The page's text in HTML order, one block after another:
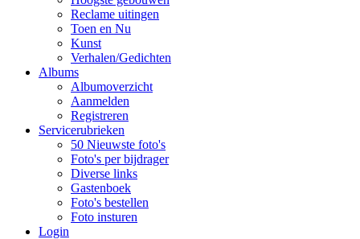
Reclame uitingen
Toen en Nu
Kunst
Verhalen/Gedichten
Albums
Albumoverzicht
Aanmelden
Registreren
Servicerubrieken
50 Nieuwste foto's
Foto's per bijdrager
Diverse links
Gastenboek
Foto's bestellen
Foto insturen
Login